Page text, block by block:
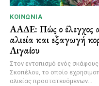
ΚΟΙΝΩΝΊΑ
ΑΑΔΕ: Πώς ο έλεγχος
αλιεία και εξαγωγή
Αιγαίου
Στον εντοπισμό ενός
Σκοπέλου, το οποίο
αλιείας προστατευόμενων...